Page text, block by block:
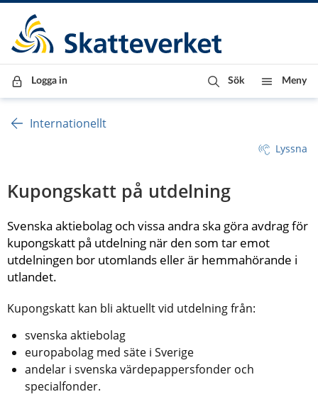
Till innehåll
Till navigationen
Till chattrobot
Logga in Sök Meny
Internationellt
Lyssna
Kupongskatt på utdelning
Svenska aktiebolag och vissa andra ska göra avdrag för
kupongskatt på utdelning när den som tar emot
utdelningen bor utomlands eller är hemmahörande i
utlandet.
Kupongskatt kan bli aktuellt vid utdelning från:
svenska aktiebolag
europabolag med säte i Sverige
andelar i svenska värdepappersfonder och
specialfonder.